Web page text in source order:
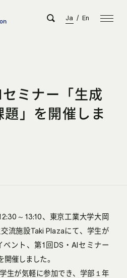
Ja / En
ミナー「生成
」を開催しま
～13:10、東京工業大学大岡
流施設Taki Plazaにて、学生が
ント、第1回DS・AIセミナー
開催しました。
生が気軽に参加でき、学部１年